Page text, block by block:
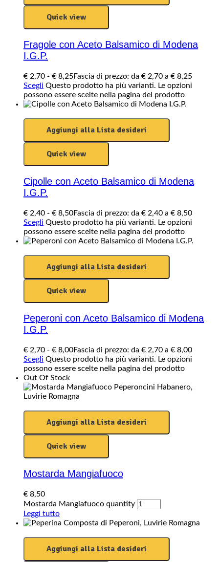
Quick view
Fragole con Aceto Balsamico di Modena
I.G.P.
€ 2,70 - € 8,25Fascia di prezzo: da € 2,70 a € 8,25
Scegli Questo prodotto ha più varianti. Le opzioni
possono essere scelte nella pagina del prodotto
Aggiungi alla Lista desideri
Quick view
Cipolle con Aceto Balsamico di Modena
I.G.P.
€ 2,40 - € 8,50Fascia di prezzo: da € 2,40 a € 8,50
Scegli Questo prodotto ha più varianti. Le opzioni
possono essere scelte nella pagina del prodotto
Aggiungi alla Lista desideri
Quick view
Peperoni con Aceto Balsamico di Modena
I.G.P.
€ 2,70 - € 8,00Fascia di prezzo: da € 2,70 a € 8,00
Scegli Questo prodotto ha più varianti. Le opzioni
possono essere scelte nella pagina del prodotto
Out Of Stock
Aggiungi alla Lista desideri
Quick view
Mostarda Mangiafuoco
€ 8,50
Mostarda Mangiafuoco quantity
Leggi tutto
Aggiungi alla Lista desideri